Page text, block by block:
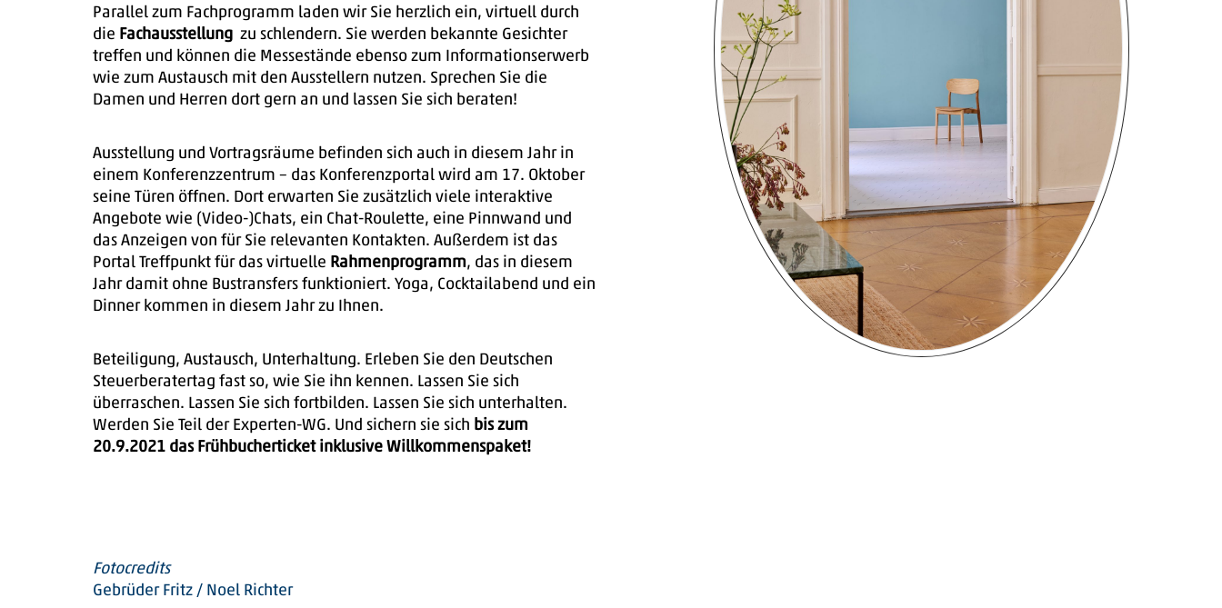
Parallel zum Fachprogramm laden wir Sie herzlich ein, virtuell durch
die Fachausstellung zu schlendern. Sie werden bekannte Gesichter
treffen und können die Messestände ebenso zum Informationserwerb
wie zum Austausch mit den Ausstellern nutzen. Sprechen Sie die
Damen und Herren dort gern an und lassen Sie sich beraten!
Ausstellung und Vortragsräume befinden sich auch in diesem Jahr in
einem Konferenzzentrum – das Konferenzportal wird am 17. Oktober
seine Türen öffnen. Dort erwarten Sie zusätzlich viele interaktive
Angebote wie (Video-)Chats, ein Chat-Roulette, eine Pinnwand und
das Anzeigen von für Sie relevanten Kontakten. Außerdem ist das
Portal Treffpunkt für das virtuelle Rahmenprogramm, das in diesem
Jahr damit ohne Bustransfers funktioniert. Yoga, Cocktailabend und ein
Dinner kommen in diesem Jahr zu Ihnen.
Beteiligung, Austausch, Unterhaltung. Erleben Sie den Deutschen
Steuerberatertag fast so, wie Sie ihn kennen. Lassen Sie sich
überraschen. Lassen Sie sich fortbilden. Lassen Sie sich unterhalten.
Werden Sie Teil der Experten-WG. Und sichern sie sich bis zum
20.9.2021 das Frühbucherticket inklusive Willkommenspaket!
Fotocredits
Gebrüder Fritz / Noel Richter